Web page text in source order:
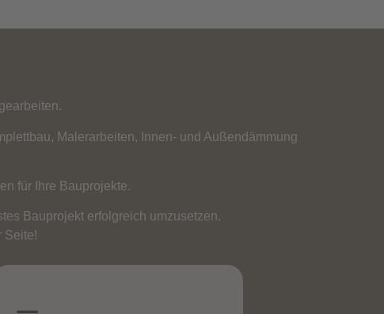
Malerarbeiten, Innen- und Außendämmung
für Ihre Bauprojekte.
Bauprojekt erfolgreich umzusetzen.
Seite!